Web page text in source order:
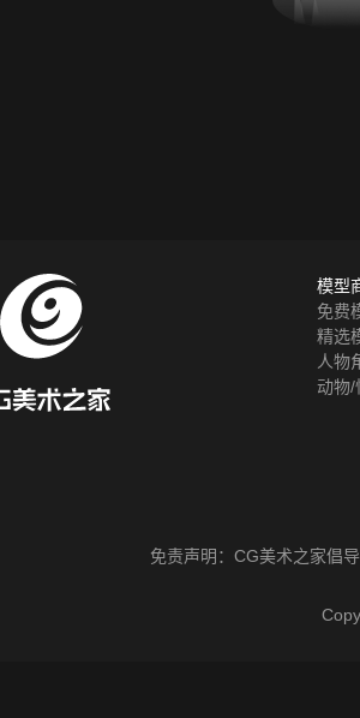
模型
免费
精选
人物
动物/
免责声明： CG美术之家倡